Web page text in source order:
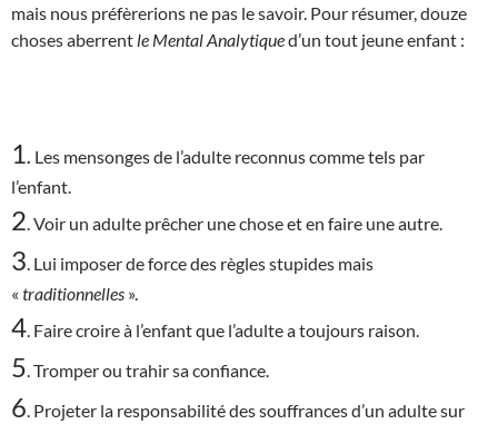
mais nous préfèrerions ne pas le savoir. Pour résumer, douze
choses aberrent le Mental Analytiqued’un tout jeune enfant :
1
Les mensonges de l’adulte reconnus comme tels par
l’enfant.
2 . Voir un adulte prêcher une chose et en faire une autre.
3 . Lui imposer de force des règles stupides mais
« traditionnelles ».
4 . Faire croire à l’enfant que l’adulte a toujours raison.
5 . Tromper ou trahir sa confiance.
6 . Projeter la responsabilité des souffrances d’un adulte sur